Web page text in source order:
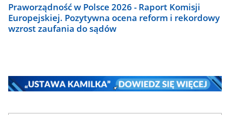
Praworządność w Polsce 2026 - Raport Komisji
Europejskiej. Pozytywna ocena reform i rekordowy
wzrost zaufania do sądów